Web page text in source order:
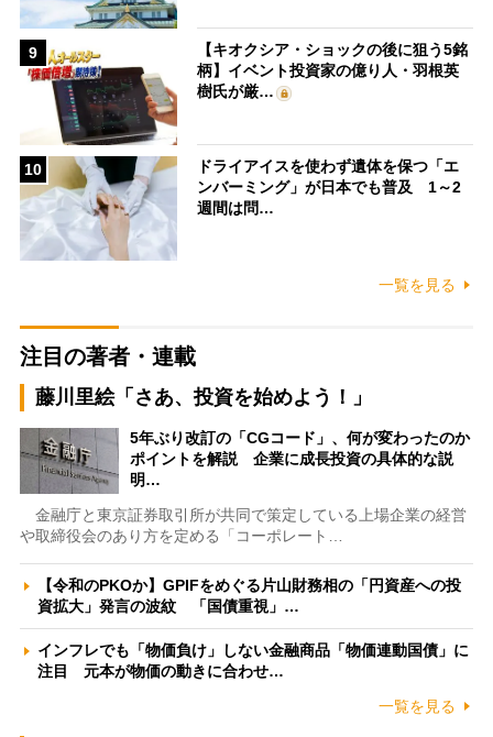
9
【キオクシア・ショックの後に狙う5銘
柄】イベント投資家の億り人・羽根英
樹氏が厳…
10
ドライアイスを使わず遺体を保つ「エ
ンバーミング」が日本でも普及 1～2
週間は問…
一覧を見る
注目の著者・連載
藤川里絵「さあ、投資を始めよう！」
5年ぶり改訂の「CGコード」、何が変わったのか
ポイントを解説 企業に成長投資の具体的な説
明…
金融庁と東京証券取引所が共同で策定している上場企業の経営
や取締役会のあり方を定める「コーポレート…
【令和のPKOか】GPIFをめぐる片山財務相の「円資産への投
資拡大」発言の波紋 「国債重視」…
インフレでも「物価負け」しない金融商品「物価連動国債」に
注目 元本が物価の動きに合わせ…
一覧を見る